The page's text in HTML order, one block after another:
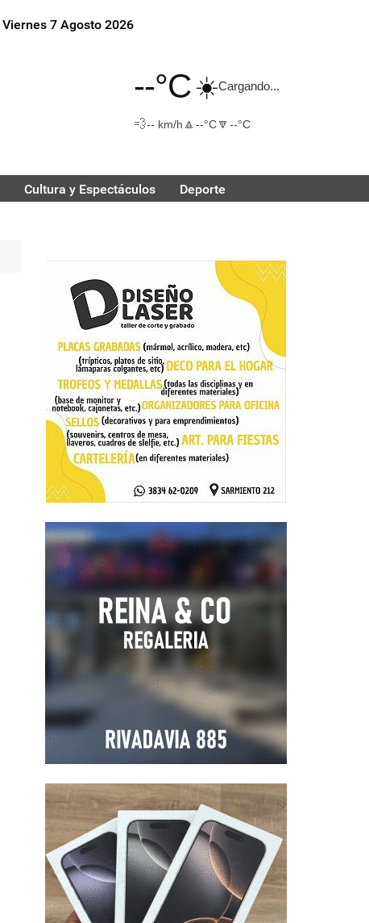
Viernes 7 Agosto 2026
--°C☀️Cargando...
💨-- km/h 🔼 --°C🔽 --°C
Cultura y Espectáculos Deporte